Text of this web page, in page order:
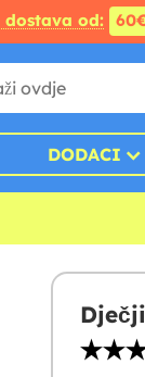
dostava od:
DODACI